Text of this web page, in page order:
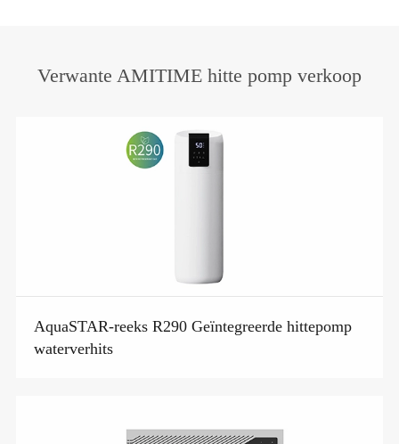
Verwante AMITIME hitte pomp verkoop
AquaSTAR-reeks R290 Geïntegreerde hittepomp
waterverhits